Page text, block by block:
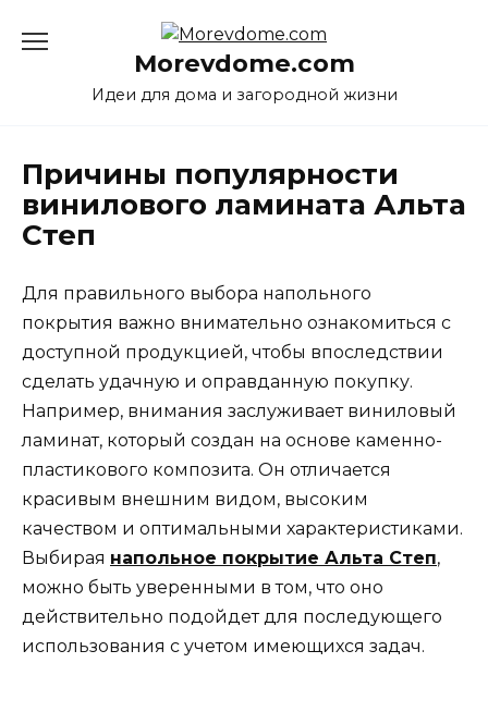
Morevdome.com
Идеи для дома и загородной жизни
Причины популярности
винилового ламината Альта
Степ
Для правильного выбора напольного
покрытия важно внимательно ознакомиться с
доступной продукцией, чтобы впоследствии
сделать удачную и оправданную покупку.
Например, внимания заслуживает виниловый
ламинат, который создан на основе каменно-
пластикового композита. Он отличается
красивым внешним видом, высоким
качеством и оптимальными характеристиками.
Выбирая напольное покрытие Альта Степ,
можно быть уверенными в том, что оно
действительно подойдет для последующего
использования с учетом имеющихся задач.